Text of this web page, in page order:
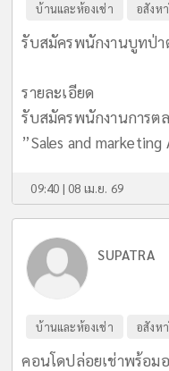
บ้านและห้องเช่า อสังห
รับสมัครพนักงานบูทป่า
รายละเอียด
รับสมัครพนักงานการต
”Sales and
09:40 | 08 เม.ย. 69
SUPATRA
บ้านและห้องเช่า อสังห
คอนโดปล่อยเช่าพร้อม